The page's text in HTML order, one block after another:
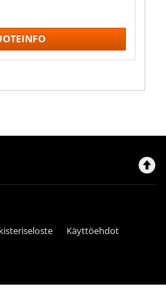
Käyttöehdot